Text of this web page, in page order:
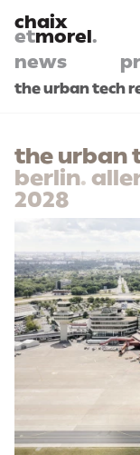
chaix
etmorel.
news
the urban tech
the urban
berlin.
2028